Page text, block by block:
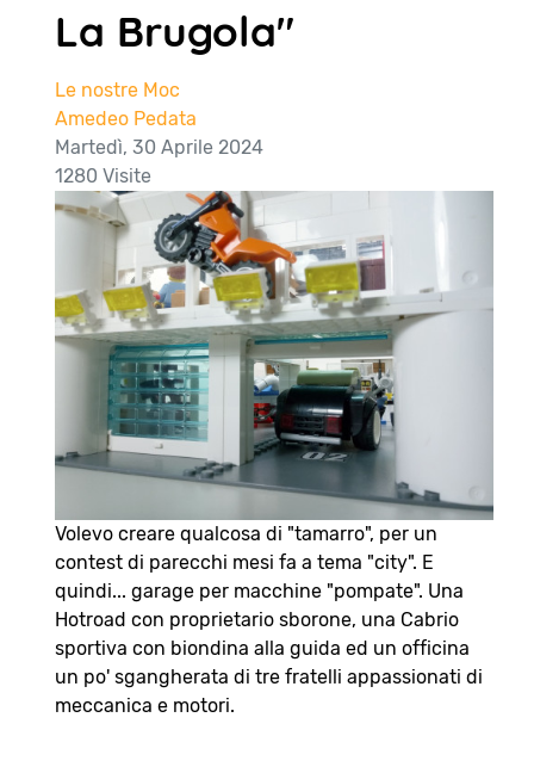
La Brugola"
Le nostre Moc
Amedeo Pedata
Martedì, 30 Aprile 2024
1280 Visite
Volevo creare qualcosa di "tamarro", per un
contest di parecchi mesi fa a tema "city". E
quindi... garage per macchine "pompate". Una
Hotroad con proprietario sborone, una Cabrio
sportiva con biondina alla guida ed un officina
un po' sgangherata di tre fratelli appassionati di
meccanica e motori.